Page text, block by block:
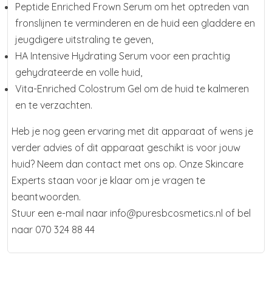
Peptide Enriched Frown Serum om het optreden van
fronslijnen te verminderen en de huid een gladdere en
jeugdigere uitstraling te geven,
HA Intensive Hydrating Serum voor een prachtig
gehydrateerde en volle huid,
Vita-Enriched Colostrum Gel om de huid te kalmeren
en te verzachten.
Heb je nog geen ervaring met dit apparaat of wens je
verder advies of dit apparaat geschikt is voor jouw
huid? Neem dan contact met ons op. Onze Skincare
Experts staan voor je klaar om je vragen te
beantwoorden.
Stuur een e-mail naar info@puresbcosmetics.nl of bel
naar 070 324 88 44